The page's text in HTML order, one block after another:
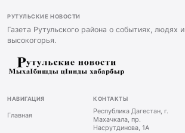
РУТУЛЬСКИЕ НОВОСТИ
Газета Рутульского района о событиях, людях
высокогорья.
НАВИГАЦИЯ
Главная
КОНТАКТЫ
Республика Дагестан, г.
Махачкала, пр.
Насрутдинова, 1А